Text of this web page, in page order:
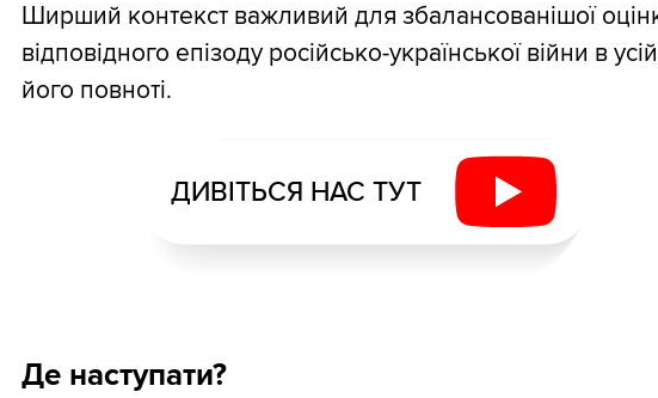
Ширший контекст важливий для збалансованішої
відповідного епізоду російсько-української війни в усій
його повноті.
ДИВІТЬСЯ НАС ТУТ
Де наступати?